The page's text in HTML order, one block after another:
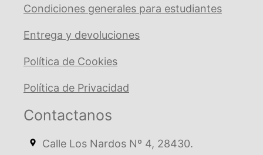
Condiciones generales para estudiantes
Entrega y devoluciones
Política de Cookies
Política de Privacidad
Contactanos
Calle Los Nardos Nº 4, 28430.